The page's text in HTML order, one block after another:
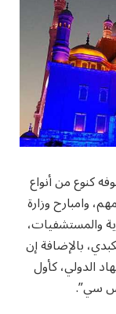
كنوع من أنواع
وامبارح وزارة
والمستشفيات،
بالإضافة إن
الدولي، كأول
سي”.